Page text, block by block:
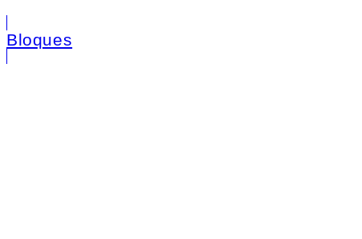
Bloques